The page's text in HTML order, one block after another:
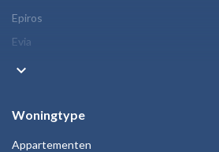
Epiros
Evia
keyboard_arrow_down
Woningtype
Appartementen